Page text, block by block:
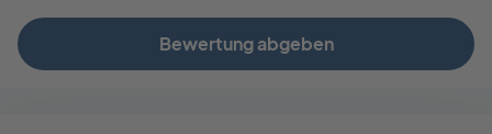
Bewertung abgeben